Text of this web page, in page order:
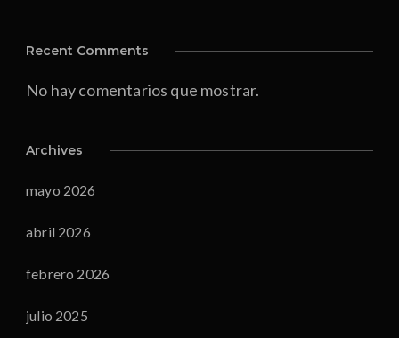
Recent Comments
No hay comentarios que mostrar.
Archives
mayo 2026
abril 2026
febrero 2026
julio 2025